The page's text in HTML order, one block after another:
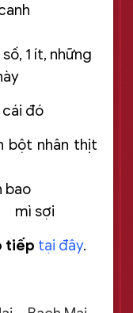
1 ít, những
đó
nhân thịt
sợi
tiếp tại đây.